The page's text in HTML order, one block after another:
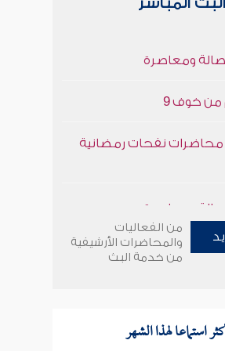
من خوف 9
نفحات رمضانية
من الفعاليات
والمحاضرات الأرشيفية
من خدمة البث
استماعا لهذا الشهر